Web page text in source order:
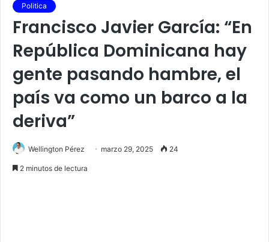
Politica
Francisco Javier García: “En
República Dominicana hay
gente pasando hambre, el
país va como un barco a la
deriva”
Wellington Pérez marzo 29, 2025 24
2 minutos de lectura